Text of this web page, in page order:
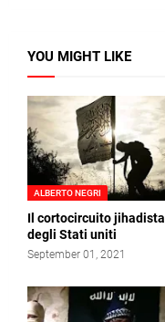
YOU MIGHT LIKE
ALBERTO NEGRI
Il cortocircuito jihadista
degli Stati uniti
September 01, 2021